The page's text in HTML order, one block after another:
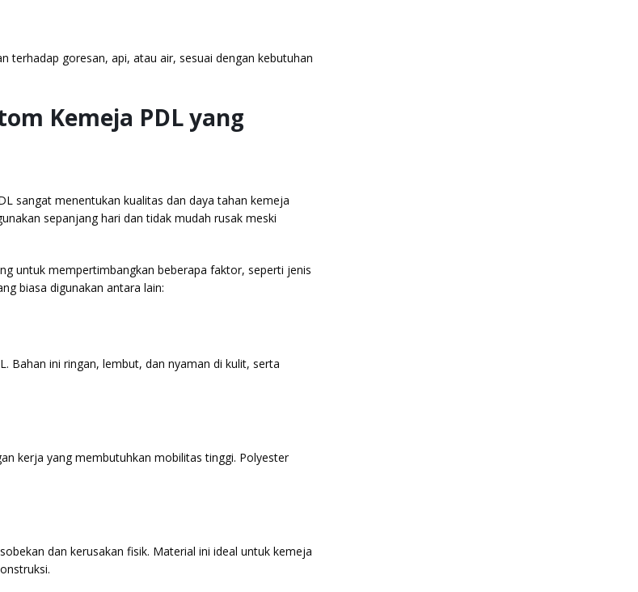
terhadap goresan, api, atau air, sesuai dengan kebutuhan
Kemeja PDL yang
sangat menentukan kualitas dan daya tahan kemeja
sepanjang hari dan tidak mudah rusak meski
untuk mempertimbangkan beberapa faktor, seperti jenis
biasa digunakan antara lain:
Bahan ini ringan, lembut, dan nyaman di kulit, serta
kerja yang membutuhkan mobilitas tinggi. Polyester
dan kerusakan fisik. Material ini ideal untuk kemeja